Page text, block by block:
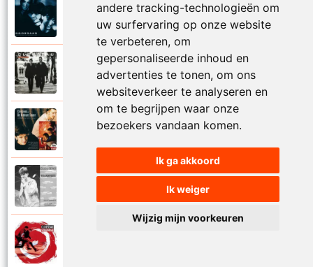
andere tracking-technologieën om
uw surfervaring op onze website
te verbeteren, om
gepersonaliseerde inhoud en
advertenties te tonen, om ons
websiteverkeer te analyseren en
om te begrijpen waar onze
bezoekers vandaan komen.
Ik ga akkoord
Ik weiger
Wijzig mijn voorkeuren
Clouseau
Regenlied
Clouseau
Clouseau en De Nieuwe Snaar
Clouseau